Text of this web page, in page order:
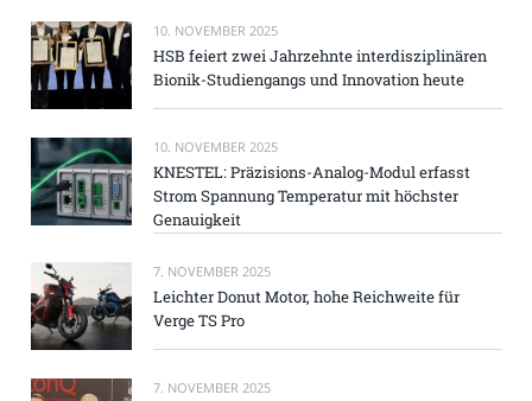
10. NOVEMBER 2025
HSB feiert zwei Jahrzehnte interdisziplinären
Bionik-Studiengangs und Innovation heute
10. NOVEMBER 2025
KNESTEL: Präzisions-Analog-Modul erfasst
Strom Spannung Temperatur mit höchster
Genauigkeit
7. NOVEMBER 2025
Leichter Donut Motor, hohe Reichweite für
Verge TS Pro
7. NOVEMBER 2025